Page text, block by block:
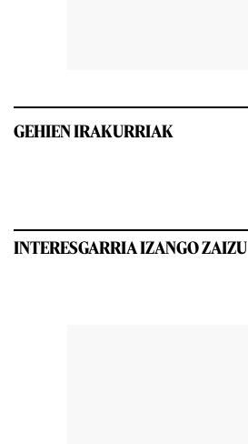
GEHIEN IRAKURRIAK
INTERESGARRIA IZANGO ZAIZU